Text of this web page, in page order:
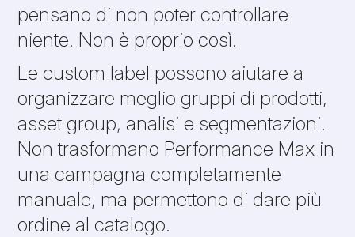
pensano di non poter controllare
niente. Non è proprio così.
Le custom label possono aiutare a
organizzare meglio gruppi di prodotti,
asset group, analisi e segmentazioni.
Non trasformano Performance Max in
una campagna completamente
manuale, ma permettono di dare più
ordine al catalogo.